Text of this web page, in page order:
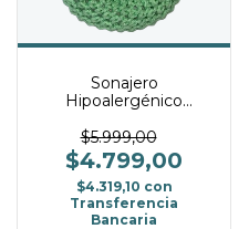
Sonajero
Hipoalergénico
$5.999,00
$4.799,00
$4.319,10 con
Transferencia
Bancaria